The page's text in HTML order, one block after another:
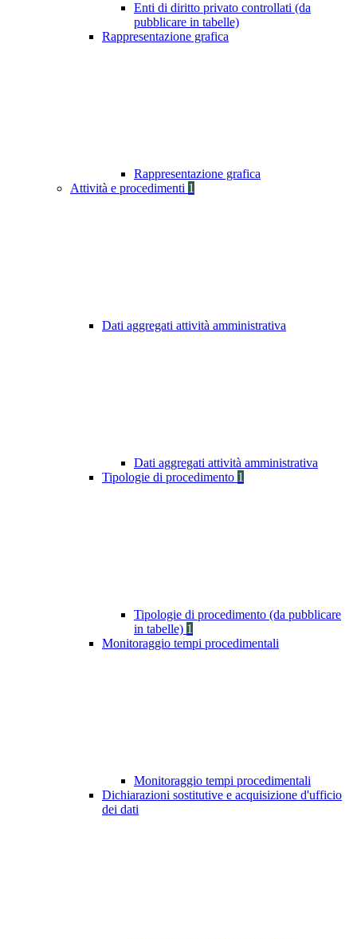
Enti di diritto privato controllati (da
pubblicare in tabelle)
Rappresentazione grafica
Rappresentazione grafica
Attività e procedimenti 1
Dati aggregati attività amministrativa
Dati aggregati attività amministrativa
Tipologie di procedimento 1
Tipologie di procedimento (da pubblicare
in tabelle) 1
Monitoraggio tempi procedimentali
Monitoraggio tempi procedimentali
Dichiarazioni sostitutive e acquisizione d'ufficio
dei dati